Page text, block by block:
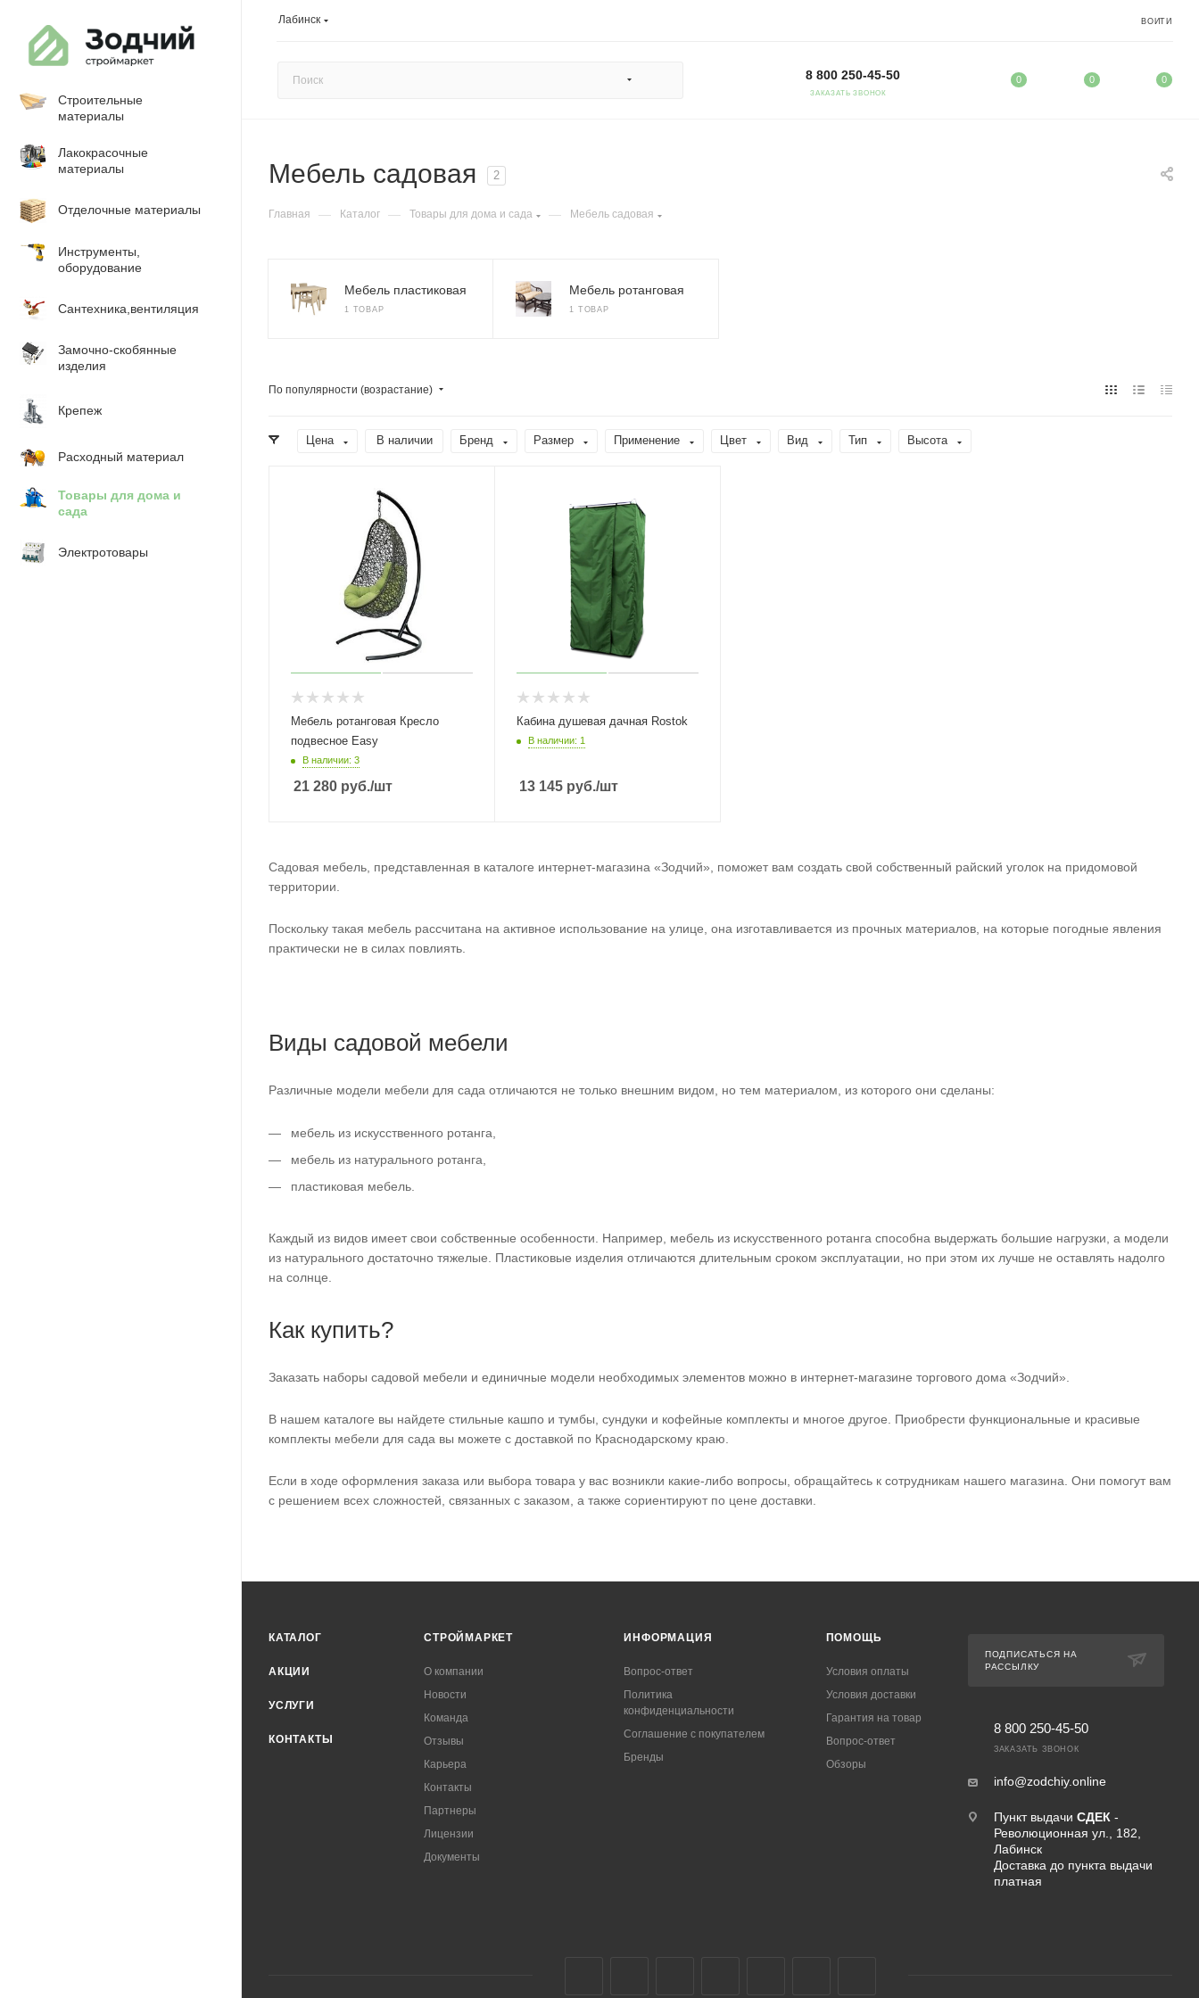
Лабинск ВОЙТИ
8 800 250-45-50
ЗАКАЗАТЬ ЗВОНОК
0 0 0
Строительные
материалы
Лакокрасочные
материалы
Отделочные материалы
Инструменты,
оборудование
Сантехника,вентиляция
Замочно-скобянные
изделия
Крепеж
Расходный материал
Товары для дома и
сада
Электротовары
Мебель садовая 2
Главная — Каталог — Товары для дома и сада — Мебель садовая
Мебель пластиковая
1 ТОВАР
Мебель ротанговая
1 ТОВАР
По популярности (возрастание)
Цена В наличии Бренд Размер Применение Цвет Вид Тип Высота
Мебель ротанговая Кресло
подвесное Easy
В наличии: 3
21 280 руб./шт
Кабина душевая дачная Rostok
В наличии: 1
13 145 руб./шт
Садовая мебель, представленная в каталоге интернет-магазина «Зодчий», поможет вам создать свой собственный райский уголок на придомовой
территории.
Поскольку такая мебель рассчитана на активное использование на улице, она изготавливается из прочных материалов, на которые погодные явления
практически не в силах повлиять.
Виды садовой мебели
Различные модели мебели для сада отличаются не только внешним видом, но тем материалом, из которого они сделаны:
мебель из искусственного ротанга,
мебель из натурального ротанга,
пластиковая мебель.
Каждый из видов имеет свои собственные особенности. Например, мебель из искусственного ротанга способна выдержать большие нагрузки, а модели
из натурального достаточно тяжелые. Пластиковые изделия отличаются длительным сроком эксплуатации, но при этом их лучше не оставлять надолго
на солнце.
Как купить?
Заказать наборы садовой мебели и единичные модели необходимых элементов можно в интернет-магазине торгового дома «Зодчий».
В нашем каталоге вы найдете стильные кашпо и тумбы, сундуки и кофейные комплекты и многое другое. Приобрести функциональные и красивые
комплекты мебели для сада вы можете с доставкой по Краснодарскому краю.
Если в ходе оформления заказа или выбора товара у вас возникли какие-либо вопросы, обращайтесь к сотрудникам нашего магазина. Они помогут вам
с решением всех сложностей, связанных с заказом, а также сориентируют по цене доставки.
КАТАЛОГ
АКЦИИ
УСЛУГИ
КОНТАКТЫ
СТРОЙМАРКЕТ
О компании
Новости
Команда
Отзывы
Карьера
Контакты
Партнеры
Лицензии
Документы
ИНФОРМАЦИЯ
Вопрос-ответ
Политика
конфиденциальности
Соглашение с покупателем
Бренды
ПОМОЩЬ
Условия оплаты
Условия доставки
Гарантия на товар
Вопрос-ответ
Обзоры
ПОДПИСАТЬСЯ НА
РАССЫЛКУ
8 800 250-45-50
ЗАКАЗАТЬ ЗВОНОК
info@zodchiy.online
Пункт выдачи СДЕК -
Революционная ул., 182,
Лабинск
Доставка до пункта выдачи
платная